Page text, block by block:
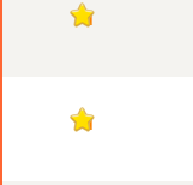
1
1